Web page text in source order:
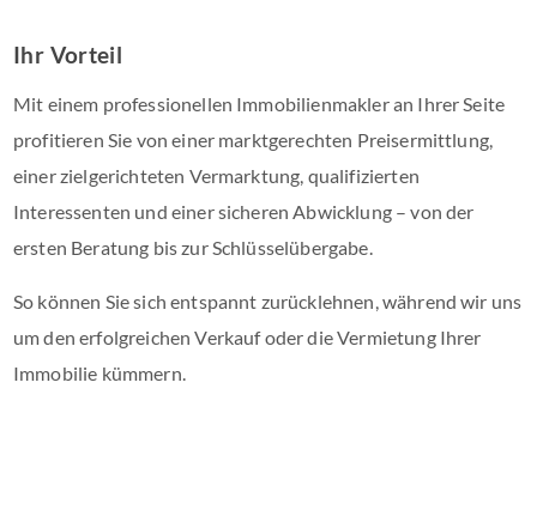
Ihr Vorteil
Mit einem professionellen Immobilienmakler an Ihrer Seite
profitieren Sie von einer marktgerechten Preisermittlung,
einer zielgerichteten Vermarktung, qualifizierten
Interessenten und einer sicheren Abwicklung – von der
ersten Beratung bis zur Schlüsselübergabe.
So können Sie sich entspannt zurücklehnen, während wir uns
um den erfolgreichen Verkauf oder die Vermietung Ihrer
Immobilie kümmern.